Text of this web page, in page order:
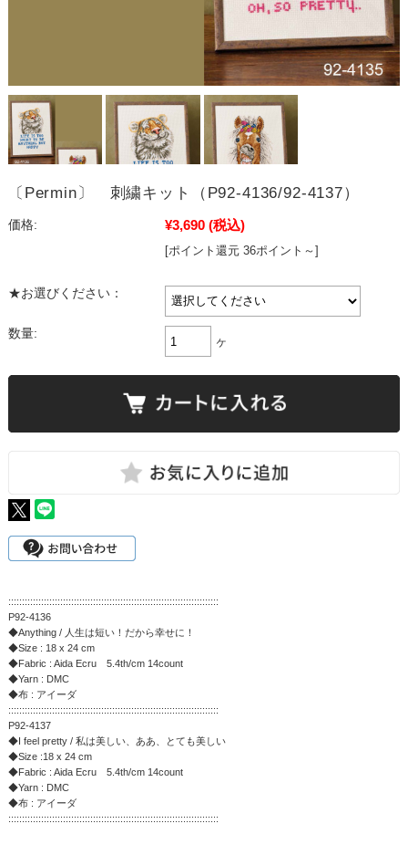
〔Permin〕 刺繍キット（P92-4136/92-4137）
価格: ¥3,690 (税込)
[ポイント還元 36ポイント～]
★お選びください：
数量:
ヶ
:::::::::::::::::::::::::::::::::::::::::::::::::::::::::::::::::::::::::::::
P92-4136
◆Anything / 人生は短い！だから幸せに！
◆Size : 18 x 24 cm
◆Fabric : Aida Ecru 5.4th/cm 14count
◆Yarn : DMC
◆布 : アイーダ
:::::::::::::::::::::::::::::::::::::::::::::::::::::::::::::::::::::::::::::
P92-4137
◆I feel pretty / 私は美しい、ああ、とても美しい
◆Size :18 x 24 cm
◆Fabric : Aida Ecru 5.4th/cm 14count
◆Yarn : DMC
◆布 : アイーダ
:::::::::::::::::::::::::::::::::::::::::::::::::::::::::::::::::::::::::::::